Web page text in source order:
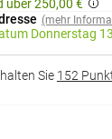
über 250,00 €
(mehr
Donnerstag
Sie 152